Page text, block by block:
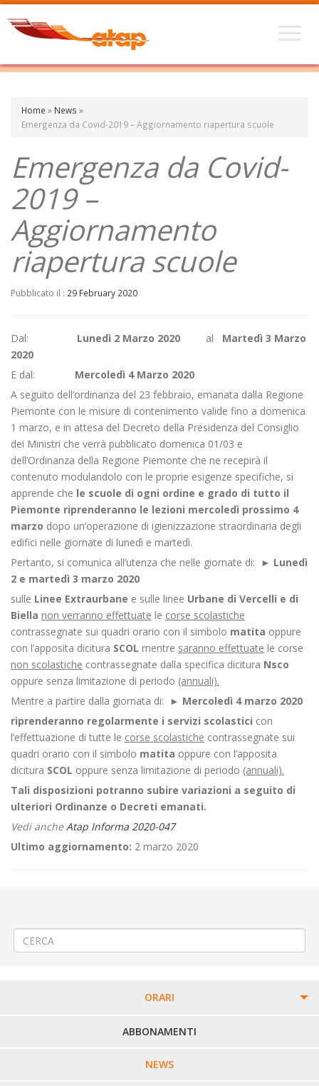
Home » News »
Emergenza da Covid-2019 – Aggiornamento riapertura scuole
Emergenza da Covid-
2019 –
Aggiornamento
riapertura scuole
Pubblicato il : 29 February 2020
Dal: Lunedì 2 Marzo 2020 al Martedì 3 Marzo
2020
E dal: Mercoledì 4 Marzo 2020
A seguito dell’ordinanza del 23 febbraio, emanata dalla Regione
Piemonte con le misure di contenimento valide fino a domenica
1 marzo, e in attesa del Decreto della Presidenza del Consiglio
dei Ministri che verrà pubblicato domenica 01/03 e
dell’Ordinanza della Regione Piemonte che ne recepirà il
contenuto modulandolo con le proprie esigenze specifiche, si
apprende che le scuole di ogni ordine e grado di tutto il
Piemonte riprenderanno le lezioni mercoledì prossimo 4
marzo dopo un’operazione di igienizzazione straordinaria degli
edifici nelle giornate di lunedì e martedì.
Pertanto, si comunica all’utenza che nelle giornate di: ► Lunedì
2 e martedì 3 marzo 2020
sulle Linee Extraurbane e sulle linee Urbane di Vercelli e di
Biella non verranno effettuate le corse scolastiche
contrassegnate sui quadri orario con il simbolo matita oppure
con l’apposita dicitura SCOL mentre saranno effettuate le corse
non scolastiche contrassegnate dalla specifica dicitura Nsco
oppure senza limitazione di periodo (annuali).
Mentre a partire dalla giornata di: ► Mercoledì 4 marzo 2020
riprenderanno regolarmente i servizi scolastici con
l’effettuazione di tutte le corse scolastiche contrassegnate sui
quadri orario con il simbolo matita oppure con l’apposita
dicitura SCOL oppure senza limitazione di periodo (annuali).
Tali disposizioni potranno subire variazioni a seguito di
ulteriori Ordinanze o Decreti emanati.
Vedi ancheAtap Informa 2020-047
Ultimo aggiornamento: 2 marzo 2020
ORARI
PERCORSI URBANI IN BIELLA
LINEE URBANE VERCELLI
ABBONAMENTI
NEWS